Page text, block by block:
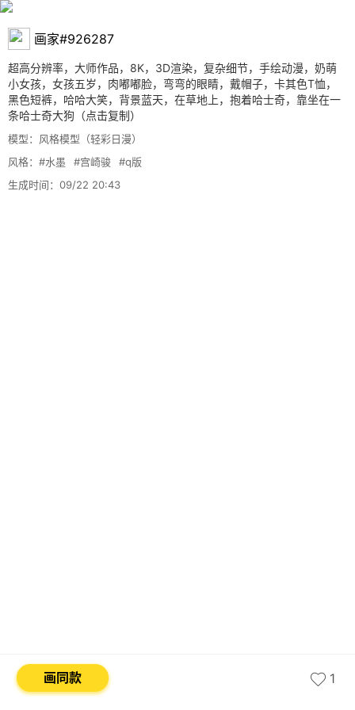
画家#926287
超高分辨率，大师作品，8K，3D渲染，复杂细节，手绘动漫，奶萌
小女孩，女孩五岁，肉嘟嘟脸，弯弯的眼睛，戴帽子，卡其色T恤，
黑色短裤，哈哈大笑，背景蓝天，在草地上，抱着哈士奇，靠坐在一
条哈士奇大狗 （点击复制）
模型：风格模型（轻彩日漫）
风格： #水墨 #宫崎骏
#q版
生成时间：09/22 20:43
画同款 1